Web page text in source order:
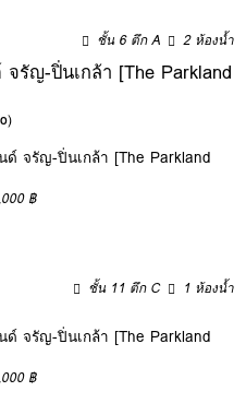
ชั้น 6 ตึก A 2 ห้องน้ำ
รัญ-ปิ่นเกล้า [The Parkland
)
จรัญ-ปิ่นเกล้า [The Parkland
฿
ชั้น 11 ตึก C
1 ห้องน้ำ
จรัญ-ปิ่นเกล้า [The Parkland
฿